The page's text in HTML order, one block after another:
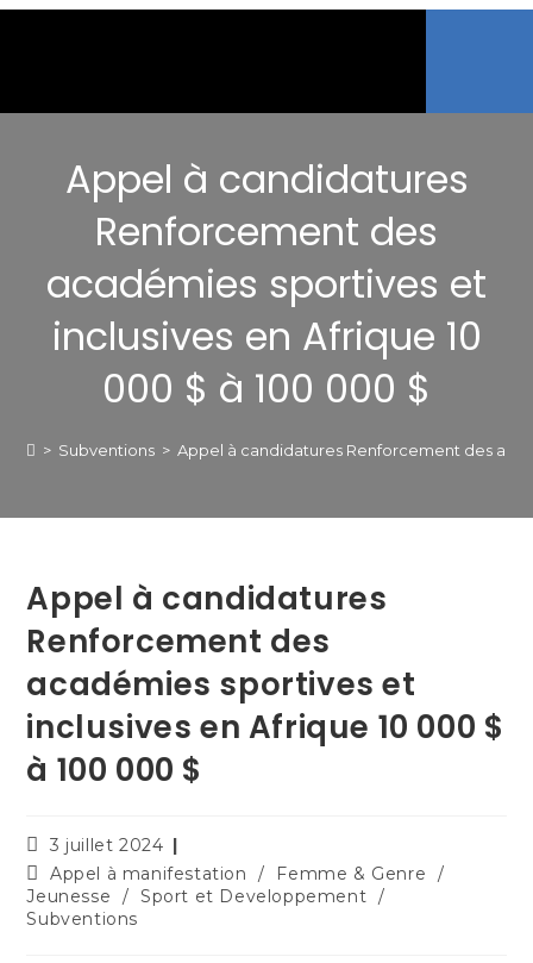
Appel à candidatures
Renforcement des
académies sportives et
inclusives en Afrique 10
000 $ à 100 000 $
> Subventions > Appel à candidatures Renforcement des
Appel à candidatures
Renforcement des
académies sportives et
inclusives en Afrique 10 000 $
à 100 000 $
3 juillet 2024
Appel à manifestation
/ Femme & Genre
/
Jeunesse
/ Sport et Developpement /
Subventions